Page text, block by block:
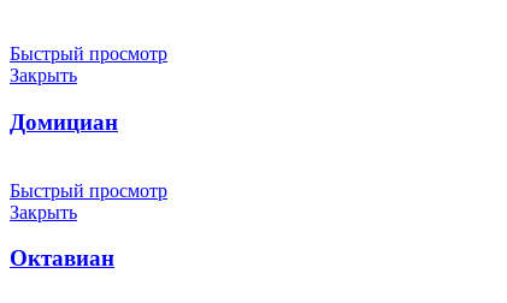
Быстрый просмотр
Закрыть
Домициан
Быстрый просмотр
Закрыть
Октавиан